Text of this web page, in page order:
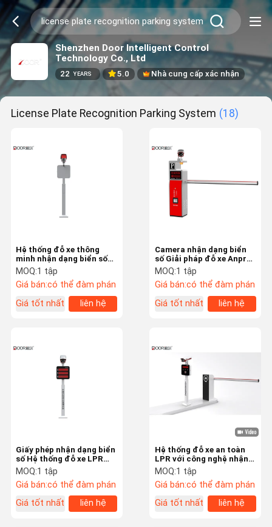
Shenzhen Door Intelligent Control
Technology Co., Ltd
22 YEARS 5.0 Nhà cung cấp xác nhận
License Plate Recognition Parking System (18)
Hệ thống đỗ xe thông
minh nhận dạng biển số
hoạt động ổn định
MOQ:1 tập
Giá bán:có thể đàm phán
Giá tốt nhất
liên hệ
Camera nhận dạng biển
số Giải pháp đỗ xe Anpr
với phiên bản tiếng Anh
chuẩn
MOQ:1 tập
Giá bán:có thể đàm phán
Giá tốt nhất
liên hệ
Giấy phép nhận dạng biển
số Hệ thống đỗ xe LPR
với đầu đọc camera /
camera HD
MOQ:1 tập
Giá bán:có thể đàm phán
Giá tốt nhất
liên hệ
Hệ thống đỗ xe an toàn
LPR với công nghệ nhận
dạng biển số
MOQ:1 tập
Giá bán:có thể đàm phán
Giá tốt nhất
liên hệ